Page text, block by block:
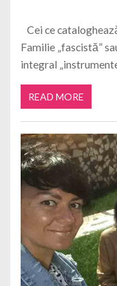
Cei ce
Familie „fascistă”
integral
READ MORE